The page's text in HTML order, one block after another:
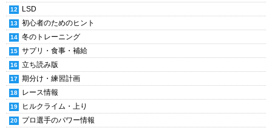
LSD
初心者のためのヒント
冬のトレーニング
サプリ・食事・補給
立ち読み版
期分け・練習計画
レース情報
ヒルクライム・上り
プロ選手のパワー情報